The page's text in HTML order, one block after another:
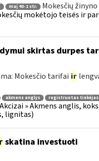
maį 40-1 str. Mokesčių
mokėtojo teisės ir
skirtas durpes
Mokesčio tarifai ir
akmens anglys registruotas tiekėjas
Akcizai » Akmens anglis,
lignitas)
skatina investuoti